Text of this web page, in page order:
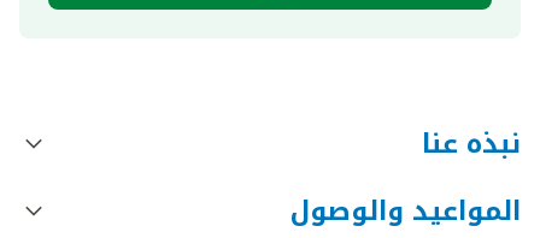
نبذه عنا
المواعيد والوصول